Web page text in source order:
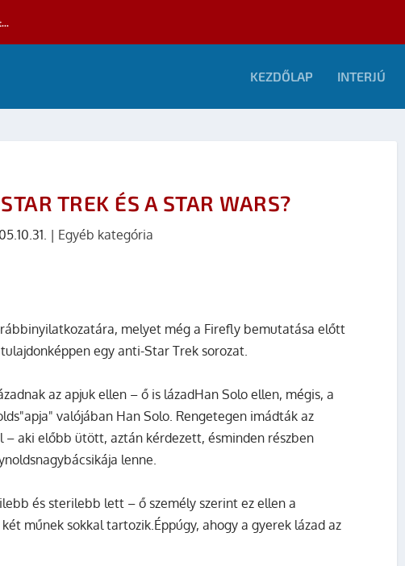
KEZDŐLAP INTERJÚ
TREK ÉS A STAR WARS?
| Egyéb kategória
melyet még a Firefly bemutatása előtt
egy anti-Star Trek sorozat.
az apjuk ellen – ő is lázadHan Solo ellen, mégis, a
valójában Han Solo. Rengetegen imádták az
aki előbb ütött, aztán kérdezett, ésminden részben
lenne.
és sterilebb lett – ő személy szerint ez ellen a
műnek sokkal tartozik.Éppúgy, ahogy a gyerek lázad az